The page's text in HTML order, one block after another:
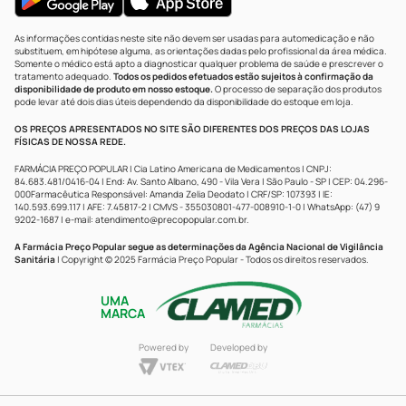
As informações contidas neste site não devem ser usadas para automedicação e não
substituem, em hipótese alguma, as orientações dadas pelo profissional da área médica.
Somente o médico está apto a diagnosticar qualquer problema de saúde e prescrever o
tratamento adequado. Todos os pedidos efetuados estão sujeitos à confirmação da
disponibilidade de produto em nosso estoque.O processo de separação dos produtos
pode levar até dois dias úteis dependendo da disponibilidade do estoque em loja.
OS PREÇOS APRESENTADOS NO SITE SÃO DIFERENTES DOS PREÇOS DAS LOJAS
FÍSICAS DE NOSSA REDE.
FARMÁCIA PREÇO POPULAR | Cia Latino Americana de Medicamentos | CNPJ:
84.683.481/0416-04 | End: Av. Santo Albano, 490 - Vila Vera | São Paulo - SP | CEP: 04.296-
000Farmacêutica Responsável: Amanda Zelia Deodato | CRF/SP: 107393 | IE:
140.593.699.117 | AFE: 7.45817-2 | CMVS - 355030801-477-008910-1-0 | WhatsApp: (47) 9
9202-1687 | e-mail: atendimento@precopopular.com.br.
A Farmácia Preço Popular segue as determinações da Agência Nacional de Vigilância
Sanitária | Copyright © 2025 Farmácia Preço Popular - Todos os direitos reservados.
UMA
MARCA
Powered by Developed by